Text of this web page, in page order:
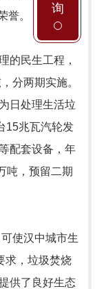
誉。
民生工程，
分两期实施。
日处理生活垃
15兆瓦汽轮发
配套设备，年
吨，预留二期
使汉中城市生
求，垃圾焚烧
供了良好生态
询